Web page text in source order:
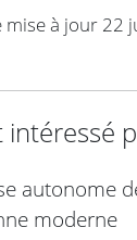
mise à jour 22